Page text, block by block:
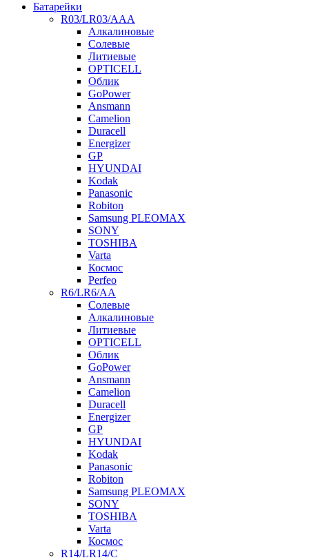
Батарейки
R03/LR03/AAA
Алкалиновые
Солевые
Литиевые
OPTICELL
Облик
GoPower
Ansmann
Camelion
Duracell
Energizer
GP
HYUNDAI
Kodak
Panasonic
Robiton
Samsung PLEOMAX
SONY
TOSHIBA
Varta
Космос
Perfeo
R6/LR6/AA
Солевые
Алкалиновые
Литиевые
OPTICELL
Облик
GoPower
Ansmann
Camelion
Duracell
Energizer
GP
HYUNDAI
Kodak
Panasonic
Robiton
Samsung PLEOMAX
SONY
TOSHIBA
Varta
Космос
R14/LR14/C